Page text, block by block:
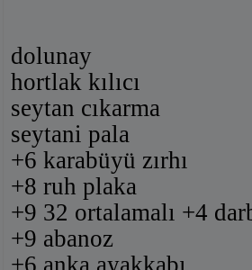
dolunay
hortlak kılıcı
seytan cıkarma
seytani pala
+6 karabüyü zırhı
+8 ruh plaka
+9 32 ortalamalı +4
+9 abanoz
+6 anka ayakkabı